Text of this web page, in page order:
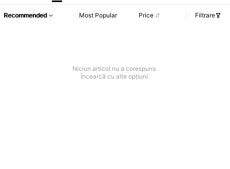
Recommended Most Popular Price Filtrare
Niciun articol nu a corespuns.
Încearcă cu alte opțiuni.